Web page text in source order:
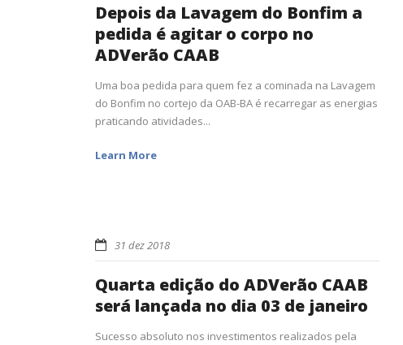
Depois da Lavagem do Bonfim a
pedida é agitar o corpo no
ADVerão CAAB
Uma boa pedida para quem fez a cominada na Lavagem
do Bonfim no cortejo da OAB-BA é recarregar as energias
praticando atividades...
Learn More
31 dez 2018
Quarta edição do ADVerão CAAB
será lançada no dia 03 de janeiro
Sucesso absoluto nos investimentos realizados pela